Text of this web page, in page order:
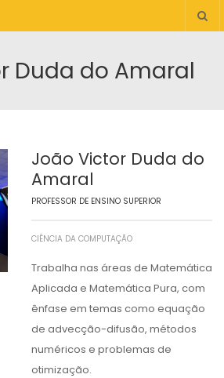
Duda do Amaral
João Victor Duda do
Amaral
PROFESSOR DE ENSINO SUPERIOR
CIÊNCIA DA COMPUTAÇÃO
Trabalha nas áreas de Matemática
Aplicada e Matemática Pura, com
ênfase em temas como equação
de advecção-difusão, métodos
numéricos e problemas de
otimização.